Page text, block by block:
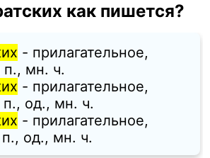
как пишется?
- прилагательное,
п., мн. ч.
- прилагательное,
од., мн. ч.
- прилагательное,
од., мн. ч.